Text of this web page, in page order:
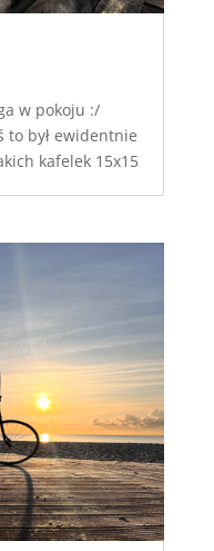
w pokoju :/
to był ewidentnie
kafelek 15x15